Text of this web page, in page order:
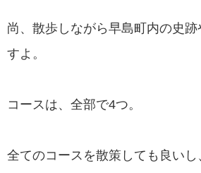
尚、散歩しながら早島町内の史跡
すよ。
コースは、全部で4つ。
全てのコースを散策しても良いし